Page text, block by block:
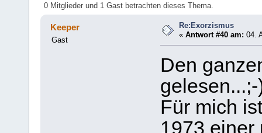
0 Mitglieder und 1 Gast betrachten dieses Thema.
Keeper
Gast
Re:Exorzismus
«Antwort #40 am: 04.
Den
gelesen...;-
Für mich
1973 einer